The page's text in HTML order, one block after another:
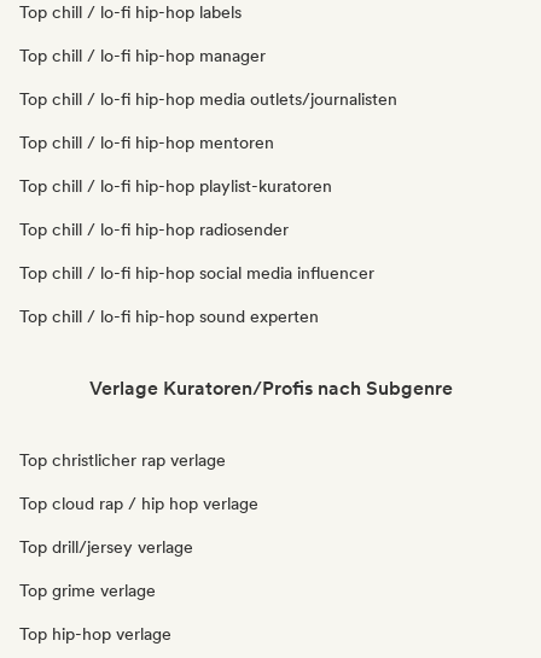
Top chill / lo-fi hip-hop labels
Top chill / lo-fi hip-hop manager
Top chill / lo-fi hip-hop media outlets/journalisten
Top chill / lo-fi hip-hop mentoren
Top chill / lo-fi hip-hop playlist-kuratoren
Top chill / lo-fi hip-hop radiosender
Top chill / lo-fi hip-hop social media influencer
Top chill / lo-fi hip-hop sound experten
Verlage Kuratoren/Profis nach Subgenre
Top christlicher rap verlage
Top cloud rap / hip hop verlage
Top drill/jersey verlage
Top grime verlage
Top hip-hop verlage